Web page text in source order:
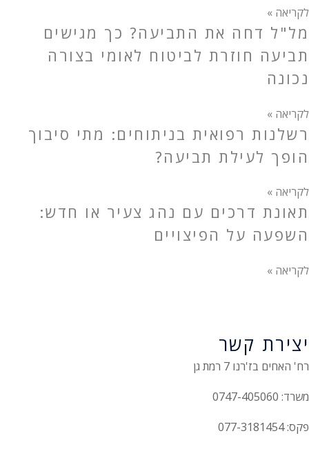
לקריאה »
מל"ל דחה את התביעה? כך מגישים
תביעה חוזרת לביטוח לאומי בצורה
נכונה
לקריאה »
רשלנות רפואית בניתוחים: מתי סיבוך
הופך לעילת תביעה?
לקריאה »
תאונת דרכים עם נהג צעיר או חדש:
השפעה על הפיצויים
לקריאה »
יצירת קשר
רח' האחים בז'רנו 7 רמת גן
משרד: 0747-405060
פקס: 077-3181454